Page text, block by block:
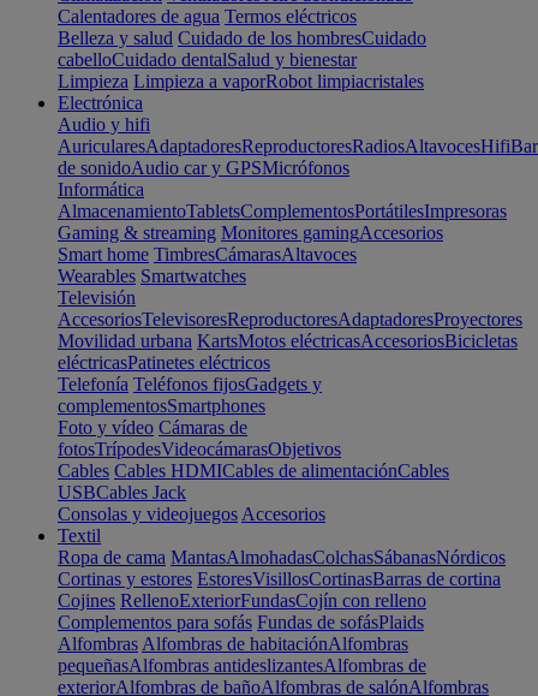
Calentadores de agua Termos eléctricos
Belleza y salud Cuidado de los hombresCuidado
cabelloCuidado dentalSalud y bienestar
Limpieza Limpieza a vaporRobot limpiacristales
Electrónica
Audio y hifi
AuricularesAdaptadoresReproductoresRadiosAltavocesHifi
de sonidoAudio car y GPSMicrófonos
Informática
AlmacenamientoTabletsComplementosPortátilesImpresoras
Gaming & streaming Monitores gamingAccesorios
Smart home TimbresCámarasAltavoces
Wearables Smartwatches
Televisión
AccesoriosTelevisoresReproductoresAdaptadoresProyectores
Movilidad urbana KartsMotos eléctricasAccesoriosBicicletas
eléctricasPatinetes eléctricos
Telefonía Teléfonos fijosGadgets y
complementosSmartphones
Foto y vídeo Cámaras de
fotosTrípodesVideocámarasObjetivos
Cables Cables HDMICables de alimentaciónCables
USBCables Jack
Consolas y videojuegos Accesorios
Textil
Ropa de cama MantasAlmohadasColchasSábanasNórdicos
Cortinas y estores EstoresVisillosCortinasBarras de cortina
Cojines RellenoExteriorFundasCojín con relleno
Complementos para sofás Fundas de sofásPlaids
Alfombras Alfombras de habitaciónAlfombras
pequeñasAlfombras antideslizantesAlfombras de
exteriorAlfombras de bañoAlfombras de salónAlfombras